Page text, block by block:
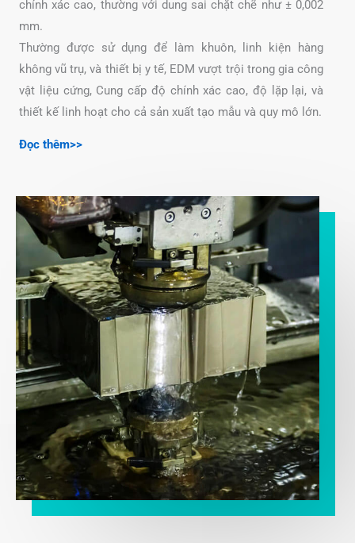
chính xác cao, thường với dung sai chặt chẽ như ± 0,002
mm.
Thường được sử dụng để làm khuôn, linh kiện hàng
không vũ trụ, và thiết bị y tế, EDM vượt trội trong gia công
vật liệu cứng, Cung cấp độ chính xác cao, độ lặp lại, và
thiết kế linh hoạt cho cả sản xuất tạo mẫu và quy mô lớn.
Đọc thêm>>